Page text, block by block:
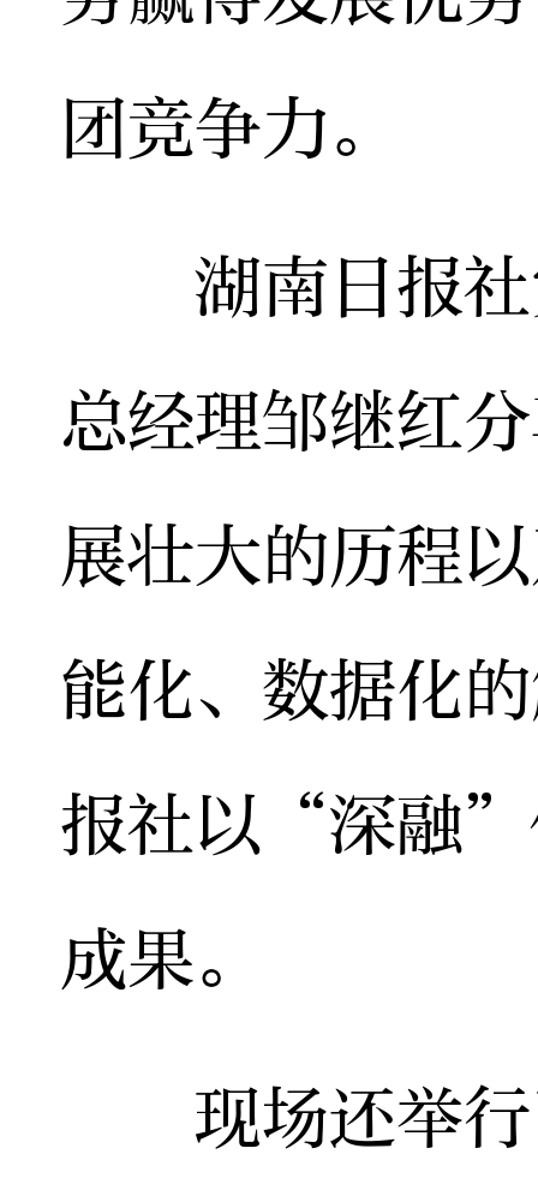
团竞争力。
湖南日报社
总经理邹继红
展壮大的历程
能化、数据化
报社以“深融”
成果。
现场还举行